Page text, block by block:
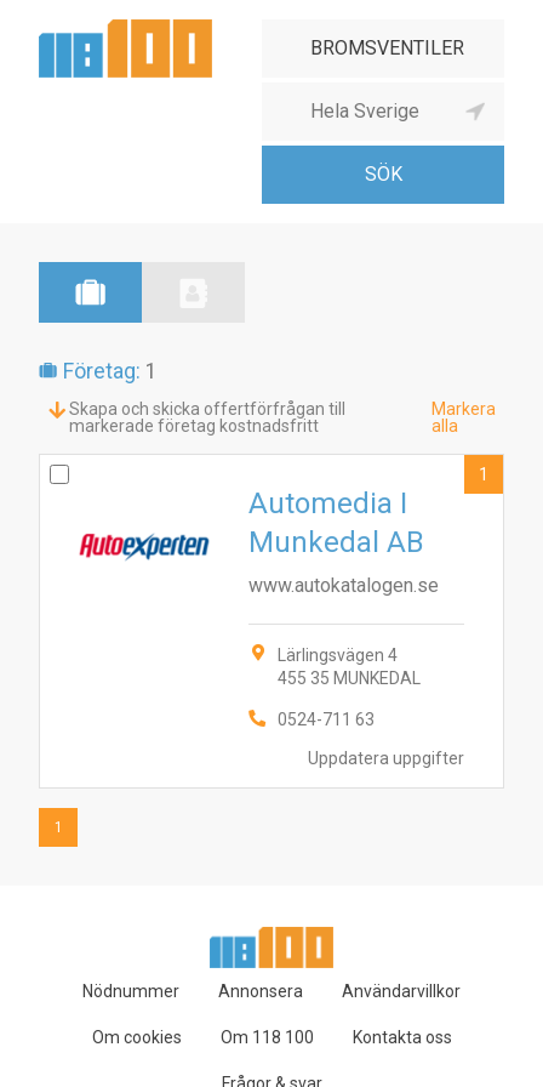
Företag: 1
Skapa och skicka offertförfrågan till
markerade företag kostnadsfritt
Markera
alla
Uppdatera uppgifter
Automedia I
Munkedal AB
www.autokatalogen.se
Lärlingsvägen 4
455 35 MUNKEDAL
0524-711 63
1
1
Nödnummer Annonsera Användarvillkor
Om cookies Om 118 100 Kontakta oss